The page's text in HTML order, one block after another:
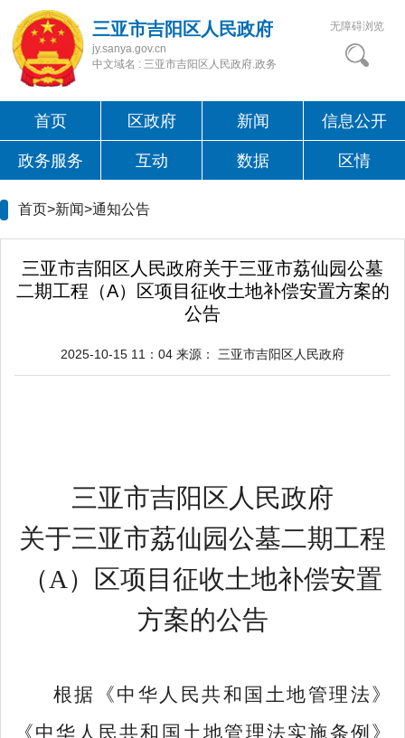
三亚市吉阳区人民政府
jy.sanya.gov.cn
中文域名 : 三亚市吉阳区人民政府.政务
无障碍浏览
首页 区政府 新闻 信息公开
政务服务 互动 数据 区情
首页>新闻>通知公告
三亚市吉阳区人民政府关于三亚市荔仙园公墓
二期工程（A）区项目征收土地补偿安置方案的
公告
2025-10-15 11：04 来源： 三亚市吉阳区人民政府
三亚市吉阳区 人民政府
关于三亚市荔仙园公墓二期工程
（A）区项目征收土地补偿安置
方案的公告
根据《中华人民共和国土地管理法》
《中华人民共和国土地管理法实施条例》